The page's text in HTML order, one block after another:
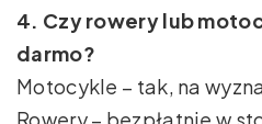
4. Czy rowery lub
darmo?
Motocykle – tak, na